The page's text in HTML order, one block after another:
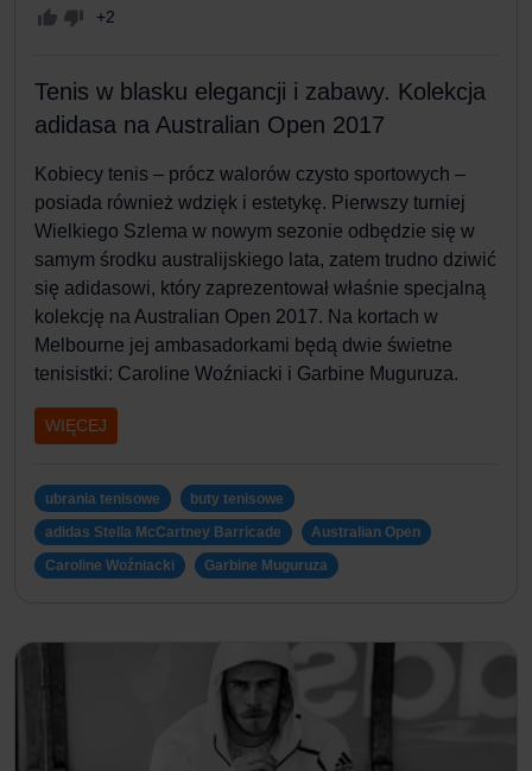
+2
Tenis w blasku elegancji i zabawy. Kolekcja
adidasa na Australian Open 2017
Kobiecy tenis – prócz walorów czysto sportowych –
posiada również wdzięk i estetykę. Pierwszy turniej
Wielkiego Szlema w nowym sezonie odbędzie się w
samym środku australijskiego lata, zatem trudno dziwić
się adidasowi, który zaprezentował właśnie specjalną
kolekcję na Australian Open 2017. Na kortach w
Melbourne jej ambasadorkami będą dwie świetne
tenisistki: Caroline Woźniacki i Garbine Muguruza.
WIĘCEJ
ubrania tenisowe buty tenisowe
adidas Stella McCartney Barricade Australian Open
Caroline Woźniacki Garbine Muguruza